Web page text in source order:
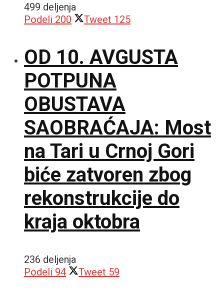
499 deljenja
Podeli 200 Tweet 125
OD 10. AVGUSTA
POTPUNA
OBUSTAVA
SAOBRAĆAJA: Most
na Tari u Crnoj Gori
biće zatvoren zbog
rekonstrukcije do
kraja oktobra
236 deljenja
Podeli 94 Tweet 59